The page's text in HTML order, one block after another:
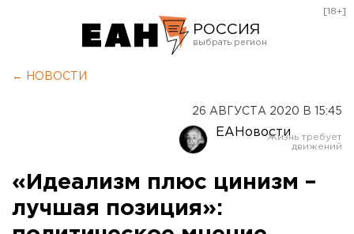
РОССИЯ
Оренбург
[18+]
← НОВОСТИ
26 АВГУСТА 2020 В 15:45
ЕАНовости
«Идеализм плюс цинизм –
лучшая позиция»: